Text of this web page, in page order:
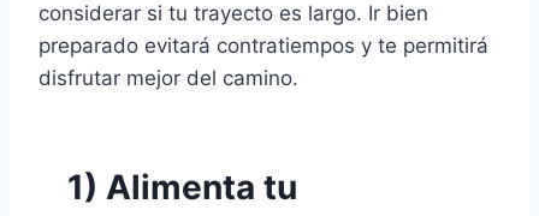
considerar si tu trayecto es largo. Ir bien
preparado evitará contratiempos y te permitirá
disfrutar mejor del camino.
1) Alimenta tu